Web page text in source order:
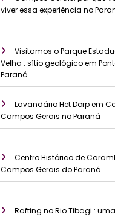
viver essa experiência no
Visitamos o Parque
Velha : sítio geológico em
Paraná
Lavandário Het Dorp em
Campos Gerais no Paraná
Centro Histórico de
Campos Gerais do Paraná
Rafting no Rio Tibagi :